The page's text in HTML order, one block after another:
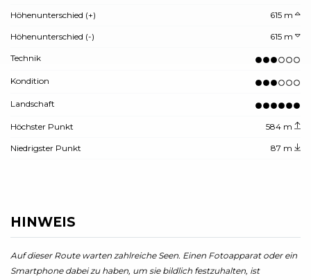
Höhenunterschied (+) 615 m
Höhenunterschied (-) 615 m
Technik
Kondition
Landschaft
Höchster Punkt 584 m
Niedrigster Punkt 87 m
HINWEIS
Auf dieser Route warten zahlreiche Seen. Einen Fotoapparat oder ein
Smartphone dabei zu haben, um sie bildlich festzuhalten, ist